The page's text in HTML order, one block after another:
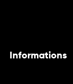
Informations